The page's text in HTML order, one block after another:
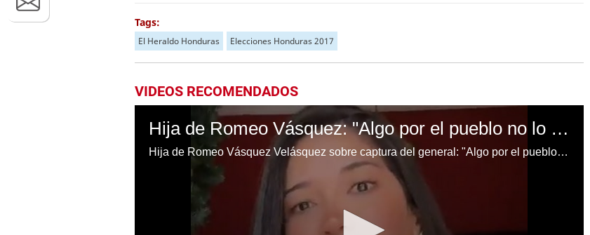
Tags:
El Heraldo Honduras Elecciones Honduras 2017
VIDEOS RECOMENDADOS
Hija de Romeo Vásquez: "Algo por el pueblo no lo han hecho"
Hija de Romeo Vásquez Velásquez sobre captura del general: "Algo por el pueblo no lo han hecho"